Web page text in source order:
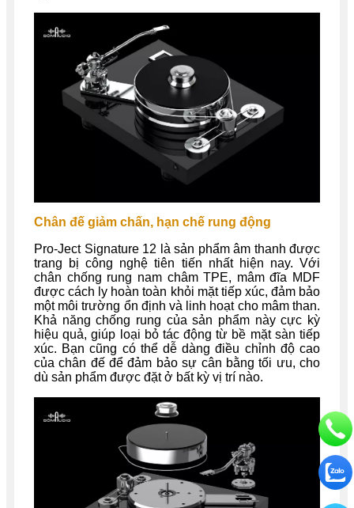
Chân đế giảm chấn, hạn chế rung động
Pro-Ject Signature 12 là sản phẩm âm thanh được
trang bị công nghệ tiên tiến nhất hiện nay. Với
chân chống rung nam châm TPE, mâm đĩa MDF
được cách ly hoàn toàn khỏi mặt tiếp xúc, đảm bảo
một môi trường ổn định và linh hoạt cho mâm than.
Khả năng chống rung của sản phẩm này cực kỳ
hiệu quả, giúp loại bỏ tác động từ bề mặt sàn tiếp
xúc. Bạn cũng có thể dễ dàng điều chỉnh độ cao
của chân đế để đảm bảo sự cân bằng tối ưu, cho
dù sản phẩm được đặt ở bất kỳ vị trí nào.